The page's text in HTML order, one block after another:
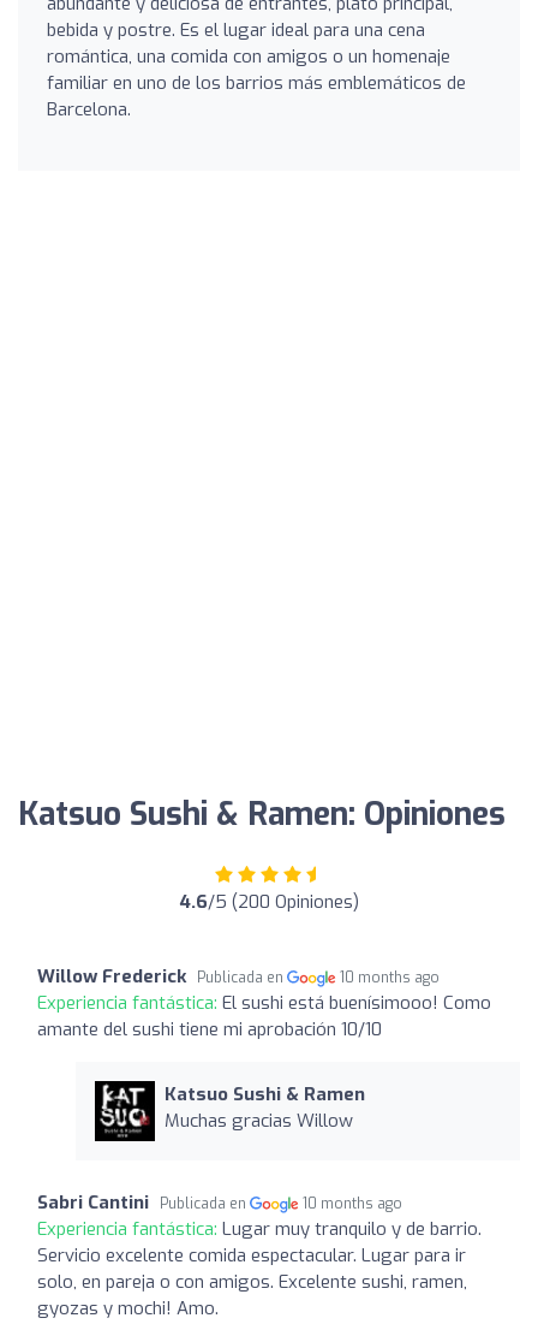
bebida y postre. Es el lugar ideal para una cena
romántica, una comida con amigos o un homenaje
familiar en uno de los barrios más emblemáticos de
Barcelona.
Katsuo Sushi & Ramen: Opiniones
4.6/5 (200 Opiniones)
Willow Frederick Publicada en 10 months ago
Experiencia fantástica: El sushi está buenísimooo! Como
amante del sushi tiene mi aprobación 10/10
Katsuo Sushi & Ramen
Muchas gracias Willow
Sabri Cantini Publicada en 10 months ago
Experiencia fantástica: Lugar muy tranquilo y de barrio.
Servicio excelente comida espectacular. Lugar para ir
solo, en pareja o con amigos. Excelente sushi, ramen,
gyozas y mochi! Amo.